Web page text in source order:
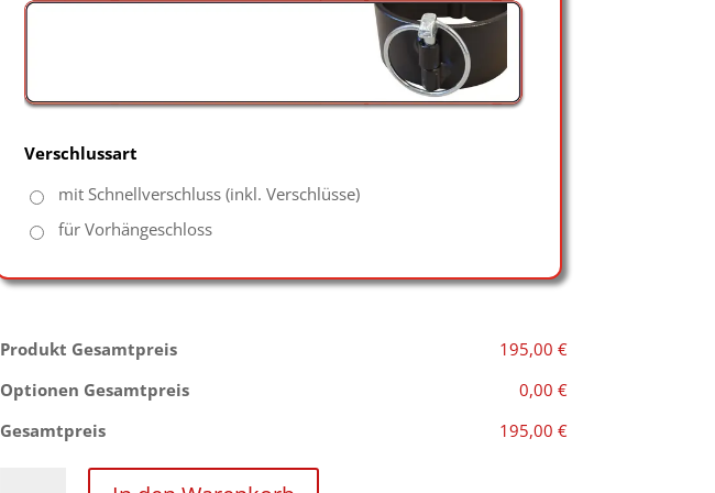
Verschlussart
mit Schnellverschluss (inkl. Verschlüsse)
für Vorhängeschloss
Produkt Gesamtpreis
195,00 €
Optionen Gesamtpreis
0,00 €
Gesamtpreis
195,00 €